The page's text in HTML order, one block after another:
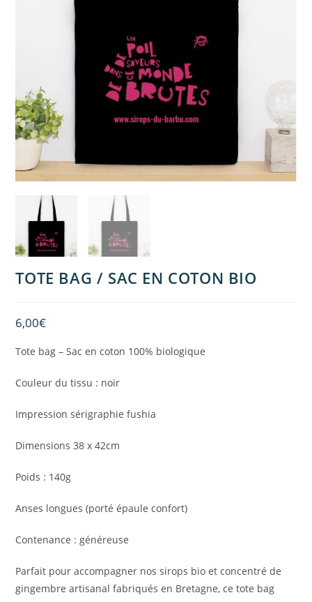
TOTE BAG / SAC EN COTON BIO
6,00€
Tote bag – Sac en coton 100% biologique
Couleur du tissu : noir
Impression sérigraphie fushia
Dimensions 38 x 42cm
Poids : 140g
Anses longues (porté épaule confort)
Contenance : généreuse
Parfait pour accompagner nos sirops bio et concentré de
gingembre artisanal fabriqués en Bretagne, ce tote bag